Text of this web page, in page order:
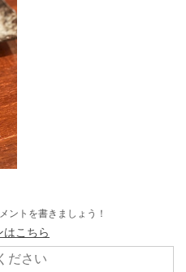
ントを書きましょう！
はこちら